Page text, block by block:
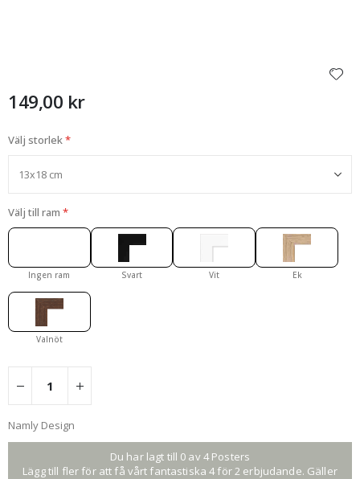
149,00 kr
Välj storlek
Välj till ram
Ingen ram Svart Vit Ek
Valnöt
Namly Design
Du har lagt till 0 av 4 Posters
Lägg till fler för att få vårt fantastiska 4 för 2 erbjudande. Gäller